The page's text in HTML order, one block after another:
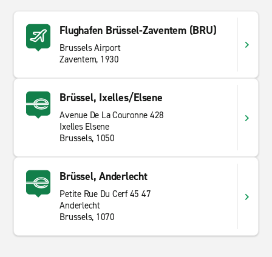
Flughafen Brüssel-Zaventem (BRU)
Brussels Airport
Zaventem, 1930
Brüssel, Ixelles/Elsene
Avenue De La Couronne 428
Ixelles Elsene
Brussels, 1050
Brüssel, Anderlecht
Petite Rue Du Cerf 45 47
Anderlecht
Brussels, 1070